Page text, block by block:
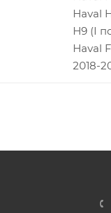
Haval
H9 (I
Haval
2018-